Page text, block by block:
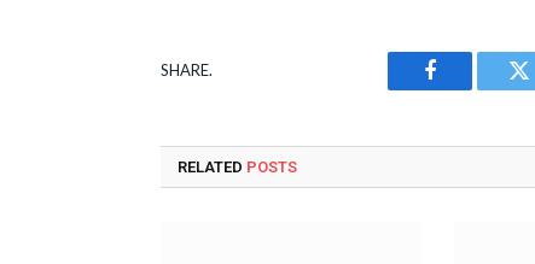
SHARE.
Facebook
RELATED POSTS